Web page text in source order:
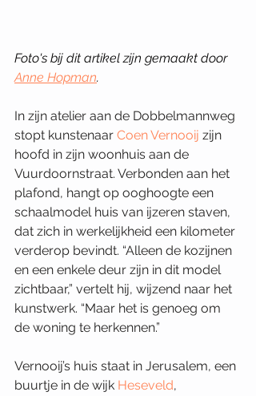
Foto's bij dit artikel zijn gemaakt door
Anne Hopman.
In zijn atelier aan de Dobbelmannweg
stopt kunstenaar Coen Vernooij zijn
hoofd in zijn woonhuis aan de
Vuurdoornstraat. Verbonden aan het
plafond, hangt op ooghoogte een
schaalmodel huis van ijzeren staven,
dat zich in werkelijkheid een kilometer
verderop bevindt. “Alleen de kozijnen
en een enkele deur zijn in dit model
zichtbaar,” vertelt hij, wijzend naar het
kunstwerk. “Maar het is genoeg om
de woning te herkennen.”
Vernooij’s huis staat in Jerusalem, een
buurtje in de wijk Heseveld,